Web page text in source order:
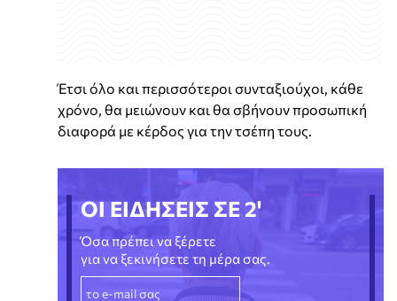
Έτσι όλο και περισσότεροι συνταξιούχοι, κάθε
χρόνο, θα μειώνουν και θα σβήνουν προσωπική
διαφορά με κέρδος για την τσέπη τους.
ΟΙ ΕΙΔΗΣΕΙΣ ΣΕ 2'
Όσα πρέπει να ξέρετε
για να ξεκινήσετε τη μέρα σας.